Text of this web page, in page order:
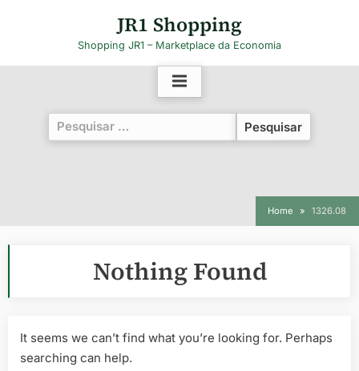
JR1 Shopping
Shopping JR1 – Marketplace da Economia
Pesquisar
por:
Home 1326.08
Nothing Found
It seems we can’t find what you’re looking for. Perhaps
searching can help.